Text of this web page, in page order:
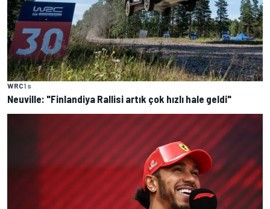
WRC1 s
Neuville: "Finlandiya Rallisi artık çok hızlı hale geldi"